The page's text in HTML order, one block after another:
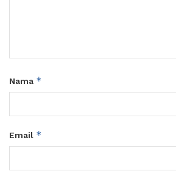
Nama *
Email *